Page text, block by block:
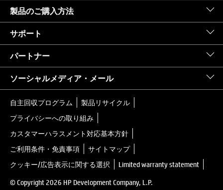
製品のご購入方法
サポート
パートナー
ソーシャルメディア・メール
自主回収プログラム
製品リサイクル
プライバシーへの取り組み
カスタマーハラスメント対応基本方針
ご利用条件・免責事項
サイトマップ
クッキー/広告表示に関する選択
Limited warranty statement
© Copyright 2026 HP Development Company, L.P.